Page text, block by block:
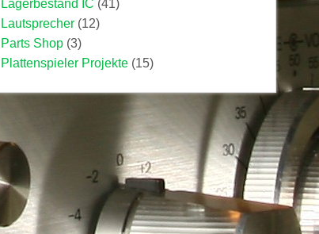
Lagerbestand IC (41)
Lautsprecher (12)
Parts Shop (3)
Plattenspieler Projekte (15)